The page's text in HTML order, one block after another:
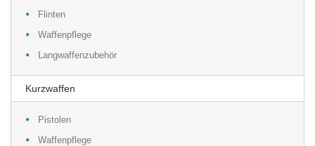
Flinten
Waffenpflege
Langwaffenzubehör
Kurzwaffen
Pistolen
Waffenpflege